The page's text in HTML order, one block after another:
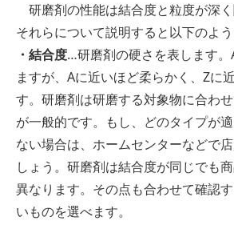
研磨剤の性能は結合度と粒度が深く
それらについて説明すると以下のよう
・結合度…研磨剤の硬さを表します
ますが、Aに近いほど柔らかく、Zに
す。研磨剤は研磨する対象物に合わ
が一般的です。もし、どのタイプが
ない場合は、ホームセンターなどで
しょう。研磨剤は結合度が同じでも
異なります。その点も合わせて確認
いものを選べます。